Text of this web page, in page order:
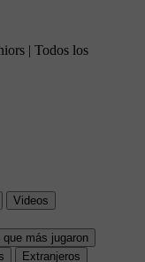
| Todos los
Videos
que más jugaron
Extranjeros